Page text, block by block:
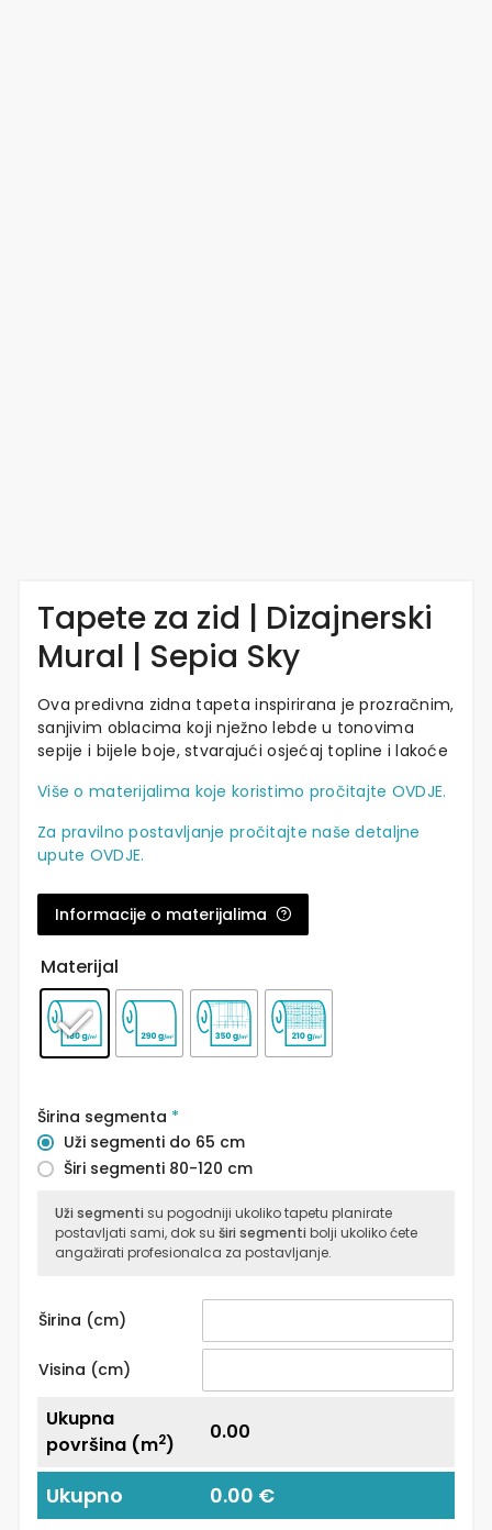
Tapete za zid | Dizajnerski
Mural | Sepia Sky
Ova predivna zidna tapeta inspirirana je prozračnim,
sanjivim oblacima koji nježno lebde u tonovima
sepije i bijele boje, stvarajući osjećaj topline i lakoće
Više o materijalima koje koristimo pročitajte OVDJE.
Za pravilno postavljanje pročitajte naše detaljne
upute OVDJE.
Informacije o materijalima
Materijal
Širina segmenta *
Uži segmenti do 65 cm
Širi segmenti 80-120 cm
Uži segmenti su pogodniji ukoliko tapetu planirate
postavljati sami, dok su širi segmenti bolji ukoliko ćete
angažirati profesionalca za postavljanje.
Širina (cm)
Visina (cm)
Ukupna
površina (m2)
0.00
Ukupno 0.00 €